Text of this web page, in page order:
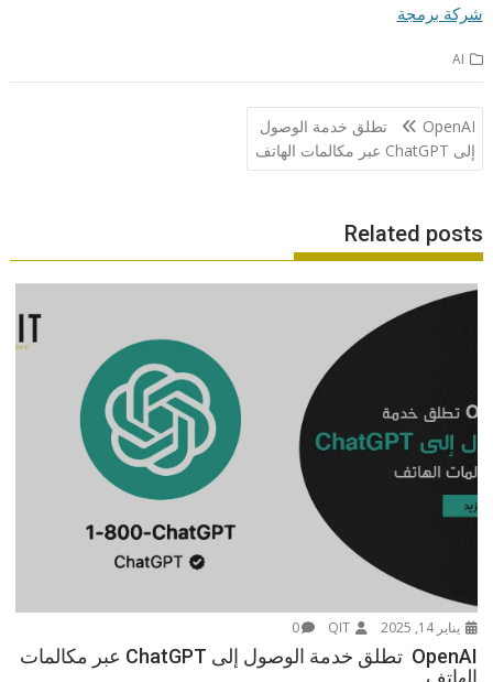
شركة برمجة
AI
تصفّح
المقالات
OpenAI تطلق خدمة الوصول
إلى ChatGPT عبر مكالمات الهاتف
Related posts
يناير 14, 2025 QIT
0
OpenAI تطلق خدمة الوصول إلى ChatGPT عبر مكالمات
الهاتف